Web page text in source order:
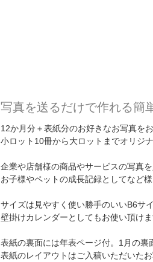
写真を送るだけで作れる簡
12か月分＋表紙分のお好きなお写真を
小ロット10冊から大ロットまでオリジ
企業や店舗様の商品やサービスの写真
お子様やペットの成長記録としてなど
サイズは見やすく使い勝手のいいB6サ
壁掛けカレンダーとしてもお使い頂けま
表紙の裏面には年表ページ付。1月の裏
表紙のレイアウトはご入稿いただいた